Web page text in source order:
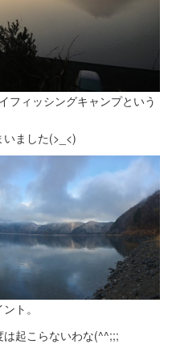
フィッシングキャンプという
いました(>_<)
ト。
は起こらないわな(^^;;;